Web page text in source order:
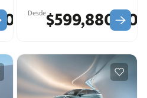
$599,880.00
Desde